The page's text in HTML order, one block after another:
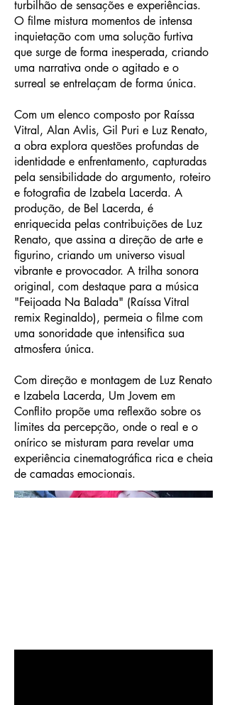
turbilhão de sensações e experiências.
O filme mistura momentos de intensa
inquietação com uma solução furtiva
que surge de forma inesperada, criando
uma narrativa onde o agitado e o
surreal se entrelaçam de forma única.
Com um elenco composto por Raíssa
Vitral, Alan Avlis, Gil Puri e Luz Renato,
a obra explora questões profundas de
identidade e enfrentamento, capturadas
pela sensibilidade do argumento, roteiro
e fotografia de Izabela Lacerda. A
produção, de Bel Lacerda, é
enriquecida pelas contribuições de Luz
Renato, que assina a direção de arte e
figurino, criando um universo visual
vibrante e provocador. A trilha sonora
original, com destaque para a música
"Feijoada Na Balada" (Raíssa Vitral
remix Reginaldo), permeia o filme com
uma sonoridade que intensifica sua
atmosfera única.
Com direção e montagem de Luz Renato
e Izabela Lacerda, Um Jovem em
Conflito propõe uma reflexão sobre os
limites da percepção, onde o real e o
onírico se misturam para revelar uma
experiência cinematográfica rica e cheia
de camadas emocionais.